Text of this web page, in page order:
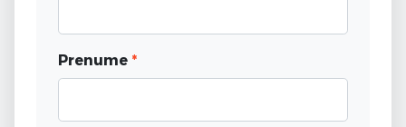
Prenume *